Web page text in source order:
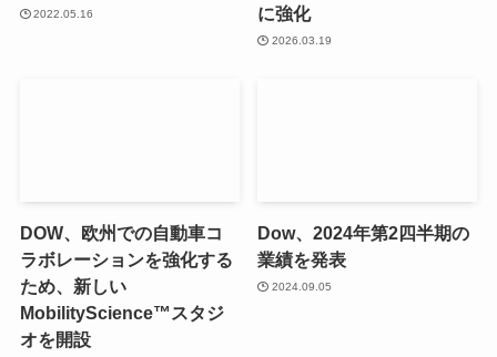
2022.05.16 に強化
2026.03.19
DOW、欧州での自動車コ
ラボレーションを強化する
ため、新しい
MobilityScience™スタジ
オを開設
Dow、2024年第2四半期の
業績を発表
2024.09.05